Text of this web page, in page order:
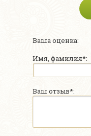
Ваша оценка:
Имя, фамилия*:
Ваш отзыв*: